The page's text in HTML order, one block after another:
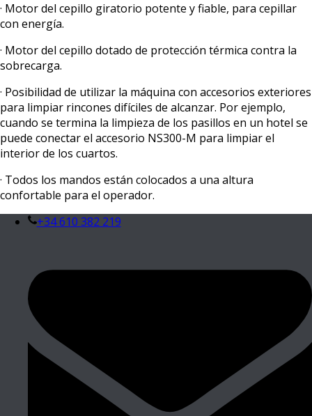
· Motor del cepillo giratorio potente y fiable, para cepillar
con energía.
· Motor del cepillo dotado de protección térmica contra la
sobrecarga.
· Posibilidad de utilizar la máquina con accesorios exteriores
para limpiar rincones difíciles de alcanzar. Por ejemplo,
cuando se termina la limpieza de los pasillos en un hotel se
puede conectar el accesorio NS300-M para limpiar el
interior de los cuartos.
· Todos los mandos están colocados a una altura
confortable para el operador.
+34 610 382 219